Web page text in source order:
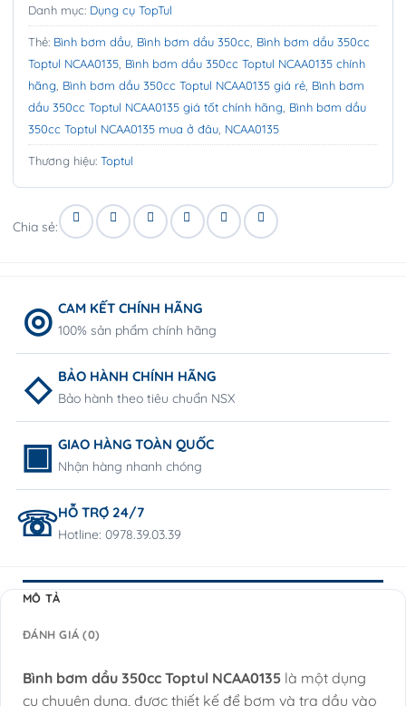
Danh mục: Dụng cụ TopTul
Thẻ: Bình bơm dầu, Bình bơm dầu 350cc, Bình bơm dầu 350cc
Toptul NCAA0135, Bình bơm dầu 350cc Toptul NCAA0135 chính
hãng, Bình bơm dầu 350cc Toptul NCAA0135 giá rẻ, Bình bơm
dầu 350cc Toptul NCAA0135 giá tốt chính hãng, Bình bơm dầu
350cc Toptul NCAA0135 mua ở đâu, NCAA0135
Thương hiệu: Toptul
Chia sẻ:
CAM KẾT CHÍNH HÃNG
100% sản phẩm chính hãng
BẢO HÀNH CHÍNH HÃNG
Bảo hành theo tiêu chuẩn NSX
GIAO HÀNG TOÀN QUỐC
Nhận hàng nhanh chóng
HỖ TRỢ 24/7
Hotline: 0978.39.03.39
MÔ TẢ
ĐÁNH GIÁ (0)
Bình bơm dầu 350cc Toptul NCAA0135 là một dụng
cụ chuyên dụng, được thiết kế để bơm và tra dầu vào